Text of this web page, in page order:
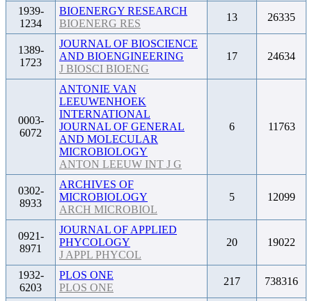
1939-
1234
BIOENERGY RESEARCH
BIOENERG RES
13 26335
1389-
1723
JOURNAL OF BIOSCIENCE
AND BIOENGINEERING
J BIOSCI BIOENG
17 24634
0003-
6072
ANTONIE VAN
LEEUWENHOEK
INTERNATIONAL
JOURNAL OF GENERAL
AND MOLECULAR
MICROBIOLOGY
ANTON LEEUW INT J G
6 11763
0302-
8933
ARCHIVES OF
MICROBIOLOGY
ARCH MICROBIOL
5 12099
0921-
8971
JOURNAL OF APPLIED
PHYCOLOGY
J APPL PHYCOL
20 19022
1932-
6203
PLOS ONE
PLOS ONE
217 738316